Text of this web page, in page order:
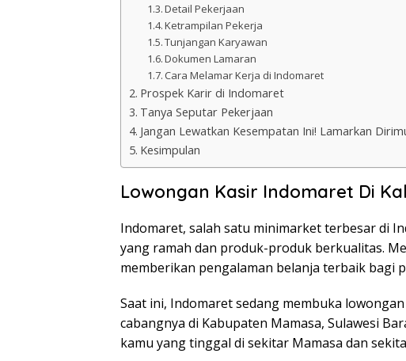
Detail Pekerjaan
Ketrampilan Pekerja
Tunjangan Karyawan
Dokumen Lamaran
Cara Melamar Kerja di Indomaret
Prospek Karir di Indomaret
Tanya Seputar Pekerjaan
Jangan Lewatkan Kesempatan Ini! Lamarkan
Kesimpulan
Lowongan Kasir Indomaret Di
Indomaret, salah satu minimarket terbesar di
yang ramah dan produk-produk berkualitas.
memberikan pengalaman belanja terbaik bagi
Saat ini, Indomaret sedang membuka
cabangnya di Kabupaten Mamasa, Sulawesi
kamu yang tinggal di sekitar Mamasa dan